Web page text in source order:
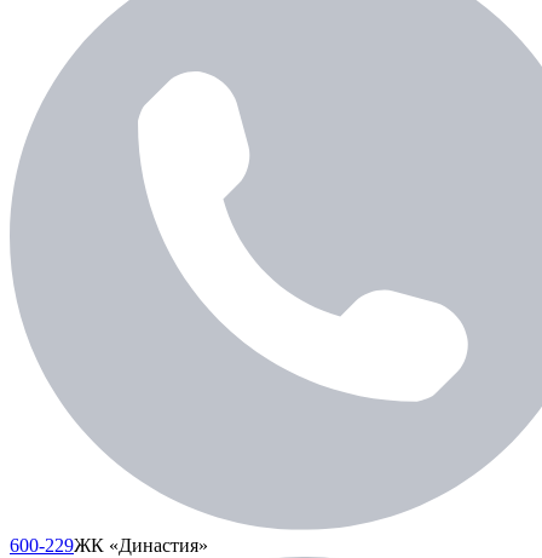
600-229ЖК «Династия»